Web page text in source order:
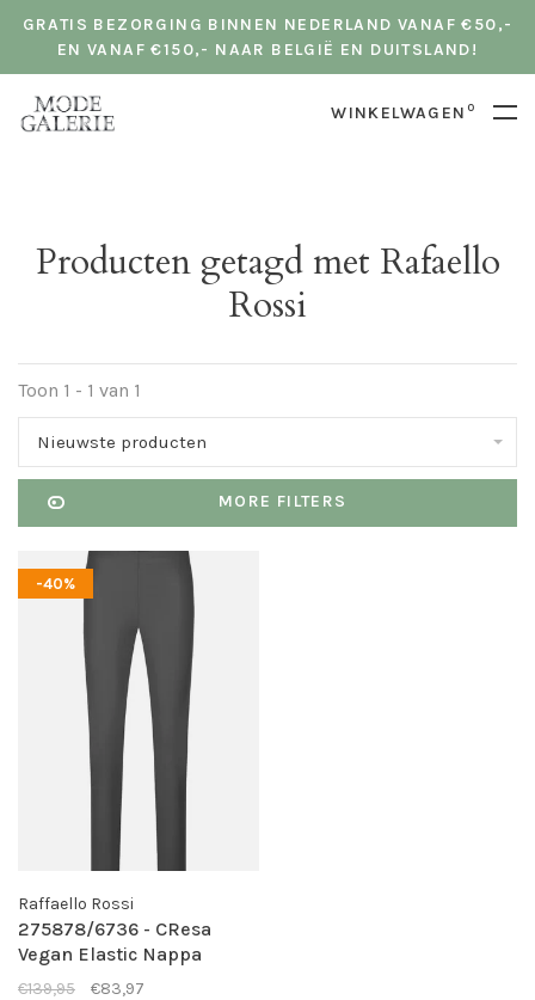
GRATIS BEZORGING BINNEN NEDERLAND VANAF €50,-
EN VANAF €150,- NAAR BELGIË EN DUITSLAND!
WINKELWAGEN 0
Producten getagd met Rafaello
Rossi
Toon 1 - 1 van 1
Nieuwste producten
MORE FILTERS
-40%
Raffaello Rossi
275878/6736 - CResa
Vegan Elastic Nappa
Leather - Dunkelgrau
€139,95 €83,97